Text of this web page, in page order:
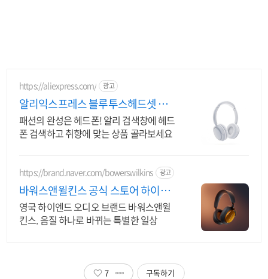
https://aliexpress.com/ 광고
알리익스프레스 블루투스헤드셋 알
리에서 찾는 헤드폰
패션의 완성은 헤드폰! 알리 검색창에 헤드
폰 검색하고 취향에 맞는 상품 골라보세요
https://brand.naver.com/bowerswilkins 광고
바워스앤윌킨스 공식 스토어 하이엔
드 명품 오디오
영국 하이엔드 오디오 브랜드 바워스앤윌
킨스. 음질 하나로 바뀌는 특별한 일상
7 구독하기